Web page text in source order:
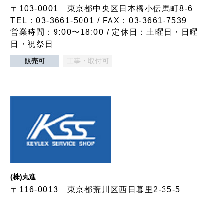
〒103-0001 東京都中央区日本橋小伝馬町8-6
TEL：03-3661-5001 / FAX：03-3661-7539
営業時間：9:00〜18:00 / 定休日：土曜日・日曜
日・祝祭日
販売可 工事・取付可
(株)丸進
〒116-0013 東京都荒川区西日暮里2-35-5